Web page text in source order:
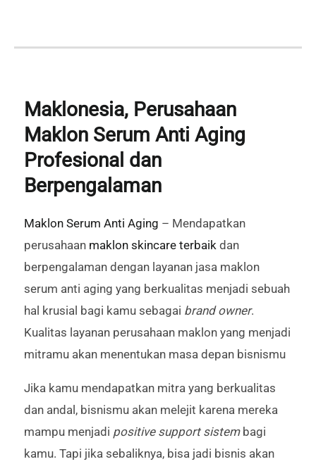
Maklonesia, Perusahaan
Maklon Serum Anti Aging
Profesional dan
Berpengalaman
Maklon Serum Anti Aging – Mendapatkan
perusahaan maklon skincare terbaik dan
berpengalaman dengan layanan jasa maklon
serum anti aging yang berkualitas menjadi sebuah
hal krusial bagi kamu sebagai brand owner.
Kualitas layanan perusahaan maklon yang menjadi
mitramu akan menentukan masa depan bisnismu
Jika kamu mendapatkan mitra yang berkualitas
dan andal, bisnismu akan melejit karena mereka
mampu menjadi positive support sistem bagi
kamu. Tapi jika sebaliknya, bisa jadi bisnis akan